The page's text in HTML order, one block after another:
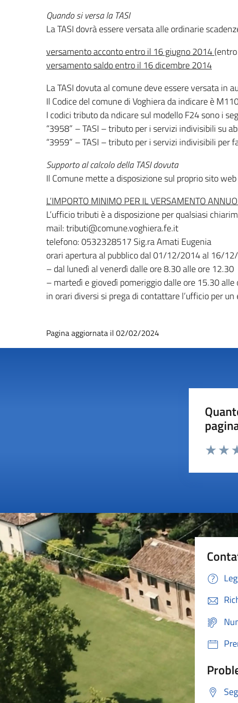
Quando si versa la TASI
La TASI dovrà essere versata alle ordinarie
versamento acconto entro il 16 giugno 2014 (
versamento saldo entro il 16 dicembre 2014
La TASI dovuta al comune deve essere versata in
Il Codice del comune di Voghiera da indicare è
I codici tributo da ndicare sul modello F24 sono i
“3958” – TASI – tributo per i servizi indivisibili su
“3959” – TASI – tributo per i servizi indivisibili per
Supporto al calcolo della TASI dovuta
Il Comune mette a disposizione sul proprio sito
L’IMPORTO MINIMO PER IL VERSAMENTO
L’ufficio tributi è a disposizione per qualsiasi
mail: tributi@comune.voghiera.fe.it
telefono: 0532328517 Sig.ra Amati Eugenia
orari apertura al pubblico dal 01/12/2014 al 16/
– dal lunedì al venerdì dalle ore 8.30 alle ore 12.30
– martedì e giovedì pomeriggio dalle ore 15.30 alle
in orari diversi si prega di contattare l’ufficio per
Pagina aggiornata il 02/02/2024